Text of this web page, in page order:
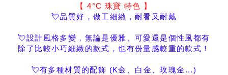
【 4°C 珠寶 特色 】
💘品質好，做工細緻，耐看又耐戴
💘設計風格多變，無論是優雅、可愛還是個性風都有
除了比較小巧細緻的款式，也有份量感較重的款式！
💘有多種材質的配飾 (K金、白金、玫瑰金...)